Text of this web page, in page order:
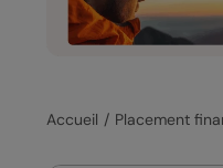
Accueil Placement